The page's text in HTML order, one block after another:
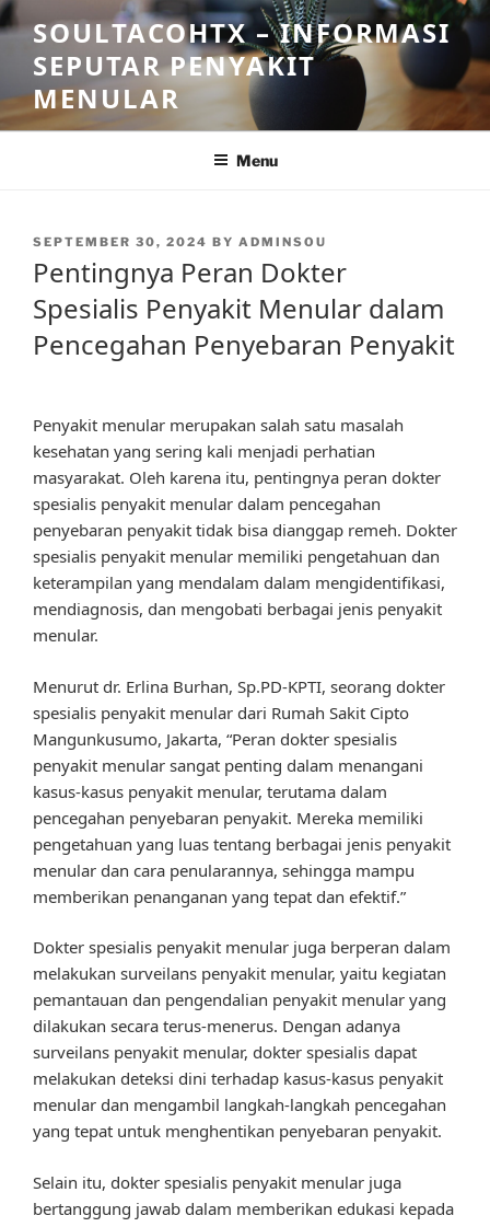
Skip
to
content
SOULTACOHTX – INFORMASI
SEPUTAR PENYAKIT
MENULAR
Menu
POSTED
SEPTEMBER 30, 2024 BY ADMINSOU
Pentingnya Peran Dokter
Spesialis Penyakit Menular dalam
Pencegahan Penyebaran Penyakit
Penyakit menular merupakan salah satu masalah
kesehatan yang sering kali menjadi perhatian
masyarakat. Oleh karena itu, pentingnya peran dokter
spesialis penyakit menular dalam pencegahan
penyebaran penyakit tidak bisa dianggap remeh. Dokter
spesialis penyakit menular memiliki pengetahuan dan
keterampilan yang mendalam dalam mengidentifikasi,
mendiagnosis, dan mengobati berbagai jenis penyakit
menular.
Menurut dr. Erlina Burhan, Sp.PD-KPTI, seorang dokter
spesialis penyakit menular dari Rumah Sakit Cipto
Mangunkusumo, Jakarta, “Peran dokter spesialis
penyakit menular sangat penting dalam menangani
kasus-kasus penyakit menular, terutama dalam
pencegahan penyebaran penyakit. Mereka memiliki
pengetahuan yang luas tentang berbagai jenis penyakit
menular dan cara penularannya, sehingga mampu
memberikan penanganan yang tepat dan efektif.”
Dokter spesialis penyakit menular juga berperan dalam
melakukan surveilans penyakit menular, yaitu kegiatan
pemantauan dan pengendalian penyakit menular yang
dilakukan secara terus-menerus. Dengan adanya
surveilans penyakit menular, dokter spesialis dapat
melakukan deteksi dini terhadap kasus-kasus penyakit
menular dan mengambil langkah-langkah pencegahan
yang tepat untuk menghentikan penyebaran penyakit.
Selain itu, dokter spesialis penyakit menular juga
bertanggung jawab dalam memberikan edukasi kepada